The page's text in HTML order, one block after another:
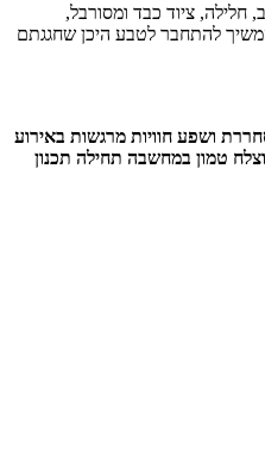
חלילה, ציוד כבד ומסורבל,
להתחבר לטבע היכן שחגגתם
ושפע חוויות מרגשות באירוע
טמון במחשבה תחילה תכנון